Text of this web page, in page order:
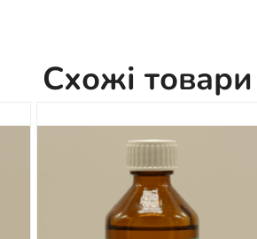
Схожі товари